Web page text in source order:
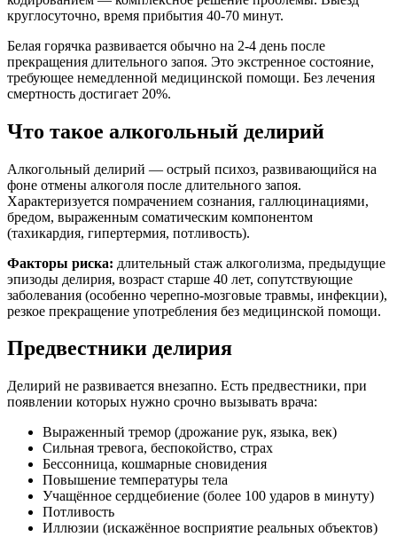
круглосуточно, время прибытия 40-70 минут.
Белая горячка развивается обычно на 2-4 день после
прекращения длительного запоя. Это экстренное состояние,
требующее немедленной медицинской помощи. Без лечения
смертность достигает 20%.
Что такое алкогольный делирий
Алкогольный делирий — острый психоз, развивающийся на
фоне отмены алкоголя после длительного запоя.
Характеризуется помрачением сознания, галлюцинациями,
бредом, выраженным соматическим компонентом
(тахикардия, гипертермия, потливость).
Факторы риска: длительный стаж алкоголизма, предыдущие
эпизоды делирия, возраст старше 40 лет, сопутствующие
заболевания (особенно черепно-мозговые травмы, инфекции),
резкое прекращение употребления без медицинской помощи.
Предвестники делирия
Делирий не развивается внезапно. Есть предвестники, при
появлении которых нужно срочно вызывать врача:
Выраженный тремор (дрожание рук, языка, век)
Сильная тревога, беспокойство, страх
Бессонница, кошмарные сновидения
Повышение температуры тела
Учащённое сердцебиение (более 100 ударов в минуту)
Потливость
Иллюзии (искажённое восприятие реальных объектов)